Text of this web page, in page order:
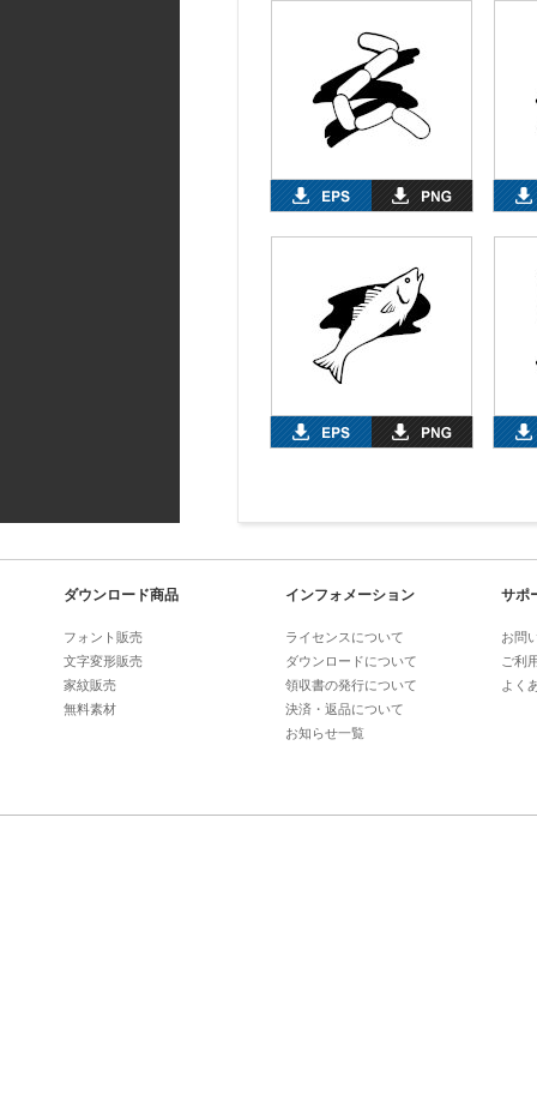
ダウンロード商品
フォント販売
文字変形販売
家紋販売
無料素材
インフォメーション
ライセンスについて
ダウンロードについて
領収書の発行について
決済・返品について
お知らせ一覧
サポ
お問
ご利
よく